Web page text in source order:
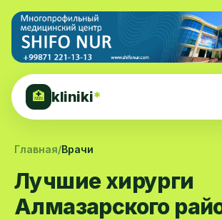
🏥 kliniki*
Главная/Врачи
Лучшие хирурги
Алмазарского